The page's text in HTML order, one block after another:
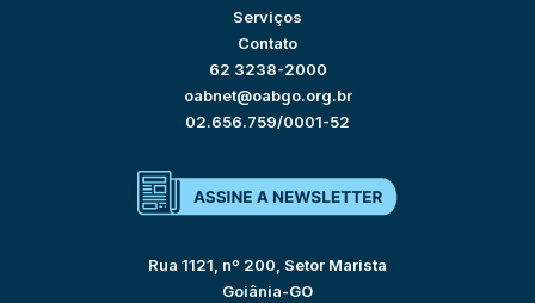
Serviços
Contato
62 3238-2000
oabnet@oabgo.org.br
02.656.759/0001-52
Rua 1121, nº 200, Setor Marista
Goiânia-GO